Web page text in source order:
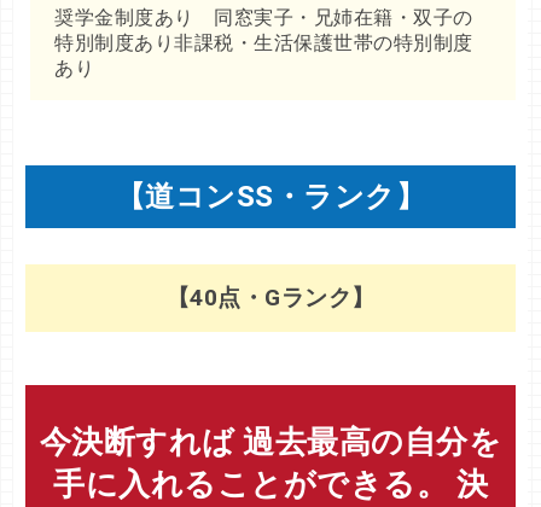
奨学金制度あり 同窓実子・兄姉在籍・双子の
特別制度あり非課税・生活保護世帯の特別制度
あり
【道コンSS・ランク】
【40点・Gランク】
今決断すれば 過去最高の自分を
手に入れることができる。 決